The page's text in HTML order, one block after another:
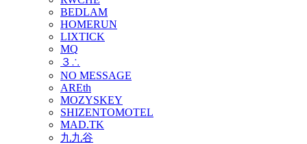
BEDLAM
HOMERUN
LIXTICK
MQ
３∴
NO MESSAGE
AREth
MOZYSKEY
SHIZENTOMOTEL
MAD.TK
九九谷